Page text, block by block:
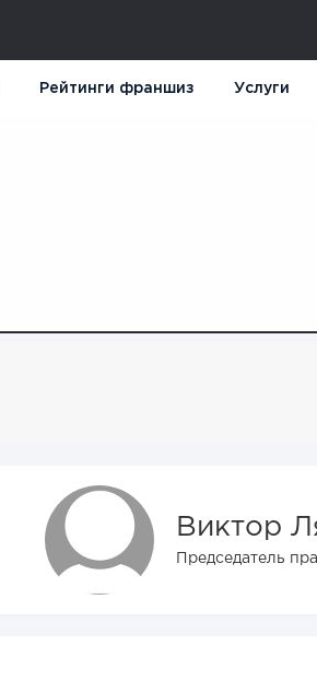
Рейтинги франшиз Услуги
Виктор
Председатель